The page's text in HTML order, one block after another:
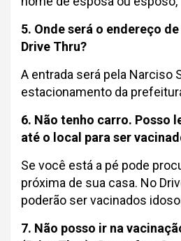
5. Onde será o endereço
Drive Thru?
A entrada será pela Narciso
estacionamento da
6. Não tenho carro. Posso
até o local para ser
Se você está a pé pode
próxima de sua casa. No
poderão ser vacinados
7. Não posso ir na